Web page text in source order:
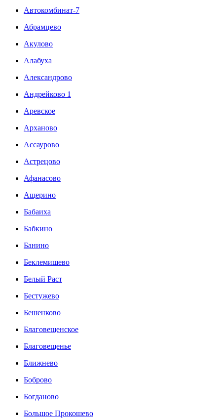
Автокомбинат-7
Абрамцево
Акулово
Алабуха
Александрово
Андрейково 1
Аревское
Арханово
Ассаурово
Астрецово
Афанасово
Ащерино
Бабаиха
Бабкино
Банино
Беклемишево
Белый Раст
Бестужево
Бешенково
Благовещенское
Благовещенье
Ближнево
Боброво
Богданово
Большое Прокошево